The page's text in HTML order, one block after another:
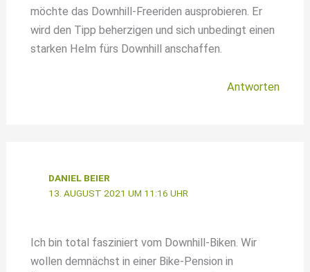
möchte das Downhill-Freeriden ausprobieren. Er
wird den Tipp beherzigen und sich unbedingt einen
starken Helm fürs Downhill anschaffen.
Antworten
DANIEL BEIER
13. AUGUST 2021 UM 11:16 UHR
Ich bin total fasziniert vom Downhill-Biken. Wir
wollen demnächst in einer Bike-Pension in